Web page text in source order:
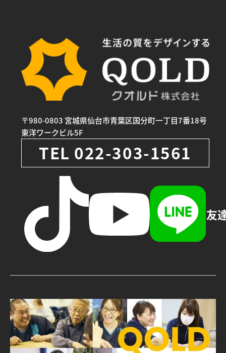
〒980-0803 宮城県仙台市青葉区国分町一丁目7番18号
東洋ワークビル5F
TEL 022-303-1561
友